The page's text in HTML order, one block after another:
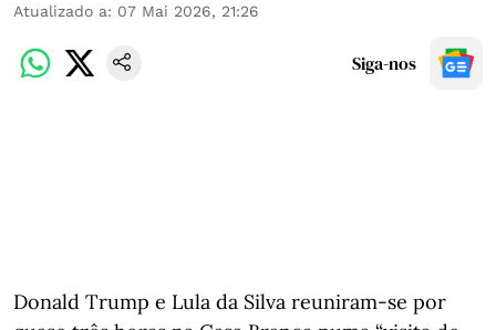
Atualizado a: 07 Mai 2026, 21:26
Siga-nos
Donald Trump e Lula da Silva reuniram-se por